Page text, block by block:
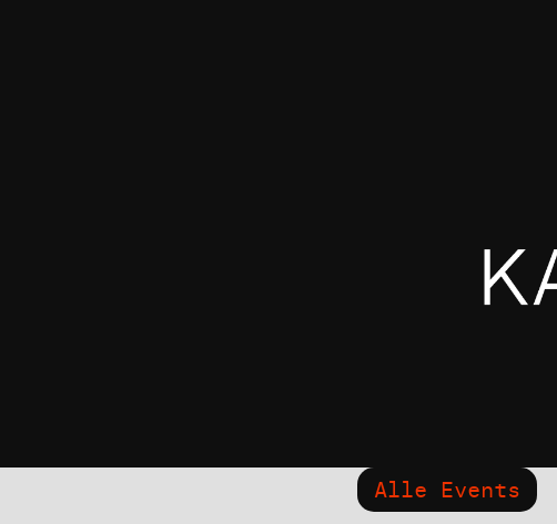
Alle Events